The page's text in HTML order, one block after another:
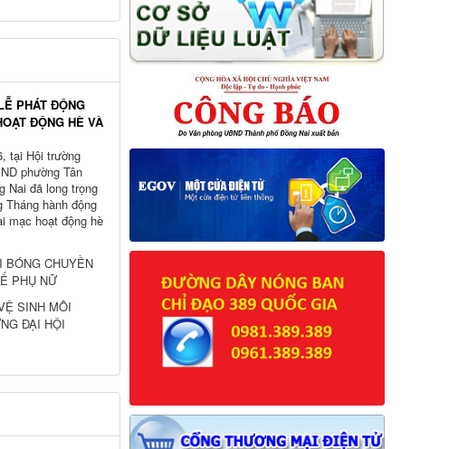
PHÁT ĐỘNG
ĐỘNG HÈ VÀ
tại Hội trường
phường Tân
Nai đã long trọng
hành động
mạc hoạt động hè
CHUYỀN
PHỤ NỮ
SINH MÔI
ĐẠI HỘI